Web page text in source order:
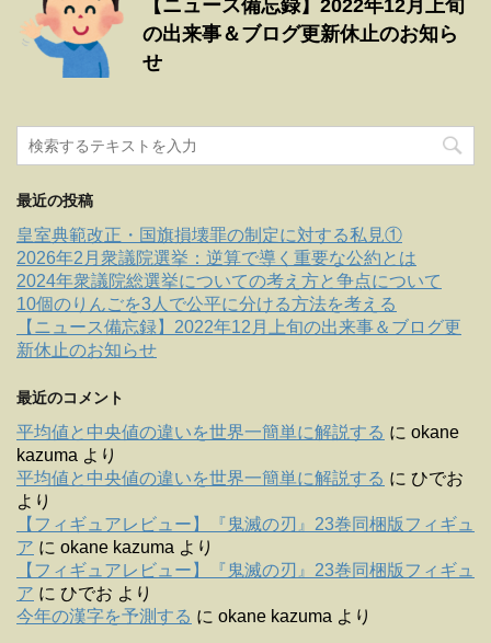
【ニュース備忘録】2022年12月上旬
の出来事＆ブログ更新休止のお知ら
せ
最近の投稿
皇室典範改正・国旗損壊罪の制定に対する私見①
2026年2月衆議院選挙：逆算で導く重要な公約とは
2024年衆議院総選挙についての考え方と争点について
10個のりんごを3人で公平に分ける方法を考える
【ニュース備忘録】2022年12月上旬の出来事＆ブログ更
新休止のお知らせ
最近のコメント
平均値と中央値の違いを世界一簡単に解説する に okane
kazuma より
平均値と中央値の違いを世界一簡単に解説する に ひでお
より
【フィギュアレビュー】『鬼滅の刃』23巻同梱版フィギュ
ア に okane kazuma より
【フィギュアレビュー】『鬼滅の刃』23巻同梱版フィギュ
ア に ひでお より
今年の漢字を予測する に okane kazuma より